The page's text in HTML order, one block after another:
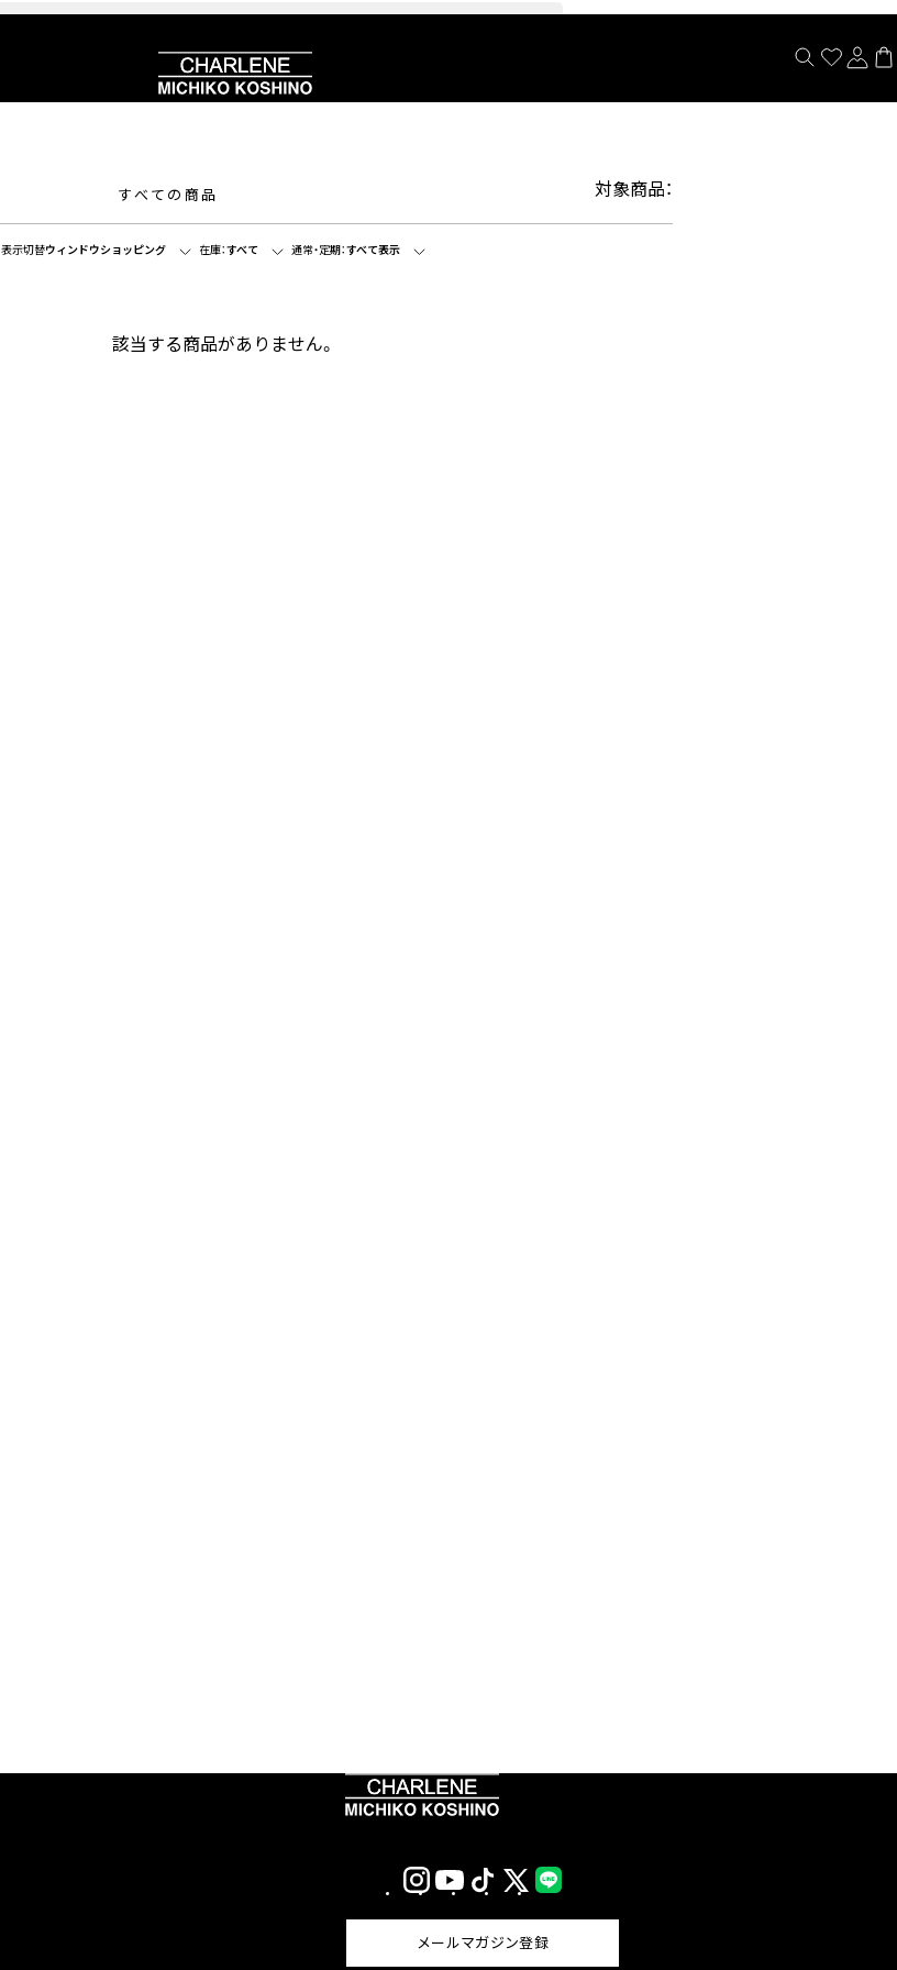
すべての商品 対象商品：
表示切替ウィンドウショッピング 在庫：すべて 通常・定期：すべて表示
該当する商品がありません。
InstagramYouTubeTikTok X
(Twitter)
メールマガジン登録